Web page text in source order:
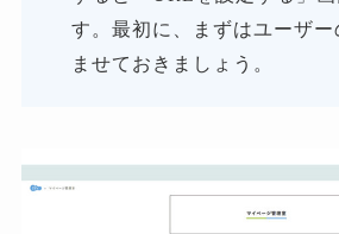
す。最初に、まずはユーザ
ませておきましょう。